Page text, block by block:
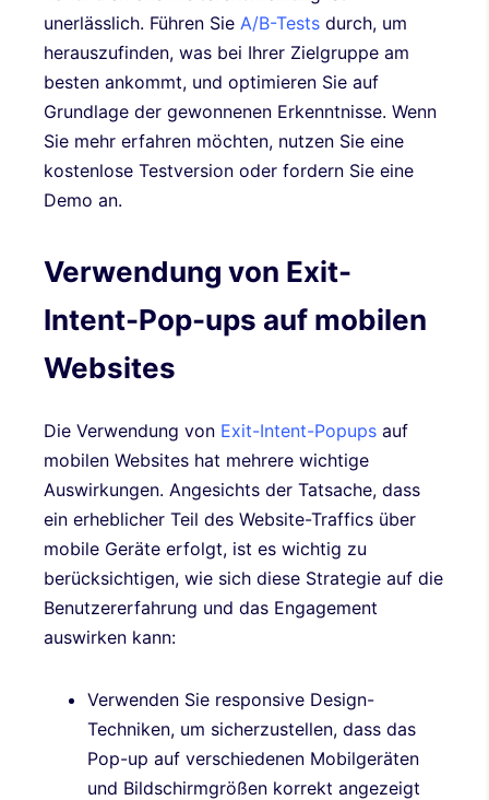
unerlässlich. Führen Sie A/B-Tests durch, um
herauszufinden, was bei Ihrer Zielgruppe am
besten ankommt, und optimieren Sie auf
Grundlage der gewonnenen Erkenntnisse. Wenn
Sie mehr erfahren möchten, nutzen Sie eine
kostenlose Testversion oder fordern Sie eine
Demo an.
Verwendung von Exit-
Intent-Pop-ups auf mobilen
Websites
Die Verwendung von Exit-Intent-Popups auf
mobilen Websites hat mehrere wichtige
Auswirkungen. Angesichts der Tatsache, dass
ein erheblicher Teil des Website-Traffics über
mobile Geräte erfolgt, ist es wichtig zu
berücksichtigen, wie sich diese Strategie auf die
Benutzererfahrung und das Engagement
auswirken kann:
Verwenden Sie responsive Design-
Techniken, um sicherzustellen, dass das
Pop-up auf verschiedenen Mobilgeräten
und Bildschirmgrößen korrekt angezeigt